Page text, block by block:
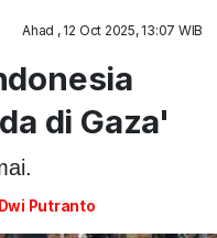
Ahad , 12 Oct 2025, 13:07 WIB
di Gaza'
Putranto